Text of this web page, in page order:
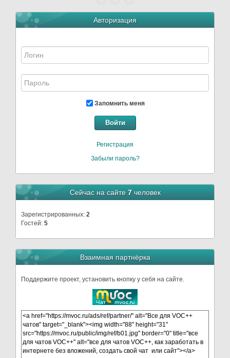
Авторизация
Запомнить меня
Войти
Регистрация
Забыли пароль?
Сейчас на сайте 7человек
Зарегистрированных: 2
Гостей: 5
Взаимная партнёрка
Поддержите проект, установить кнопку у себя на сайте.